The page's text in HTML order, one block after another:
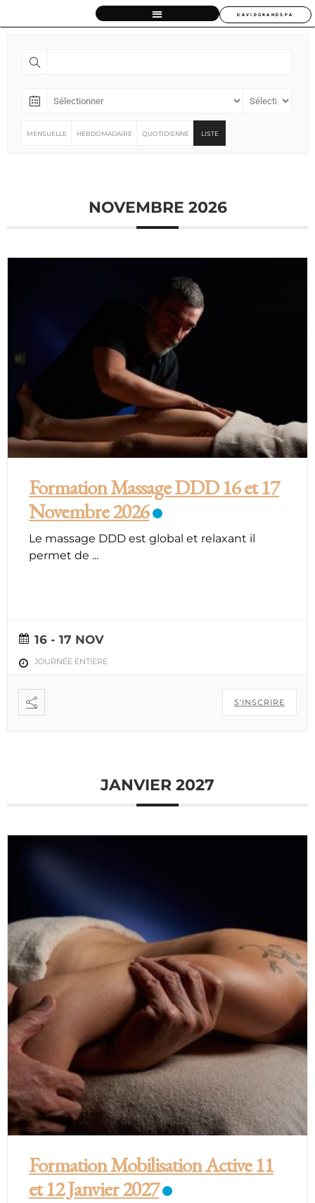
DAVIDGRANDSPA
MENSUELLE HEBDOMADAIRE QUOTIDIENNE LISTE
NOVEMBRE 2026
Formation Massage DDD 16 et 17
Novembre 2026
Le massage DDD est global et relaxant il
permet de ...
16 - 17 NOV
JOURNÉE ENTIÈRE
S'INSCRIRE
JANVIER 2027
Formation Mobilisation Active 11
et 12 Janvier 2027